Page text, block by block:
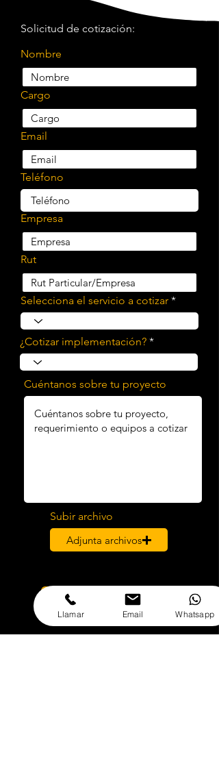
Solicitud de cotización:
Nombre
Cargo
Email
Teléfono
Empresa
Rut
Selecciona el servicio a cotizar
¿Cotizar implementación?
Cuéntanos sobre tu proyecto
Subir archivo
Adjunta archivos
Enviar solicitud
Llamar Email Whatsapp